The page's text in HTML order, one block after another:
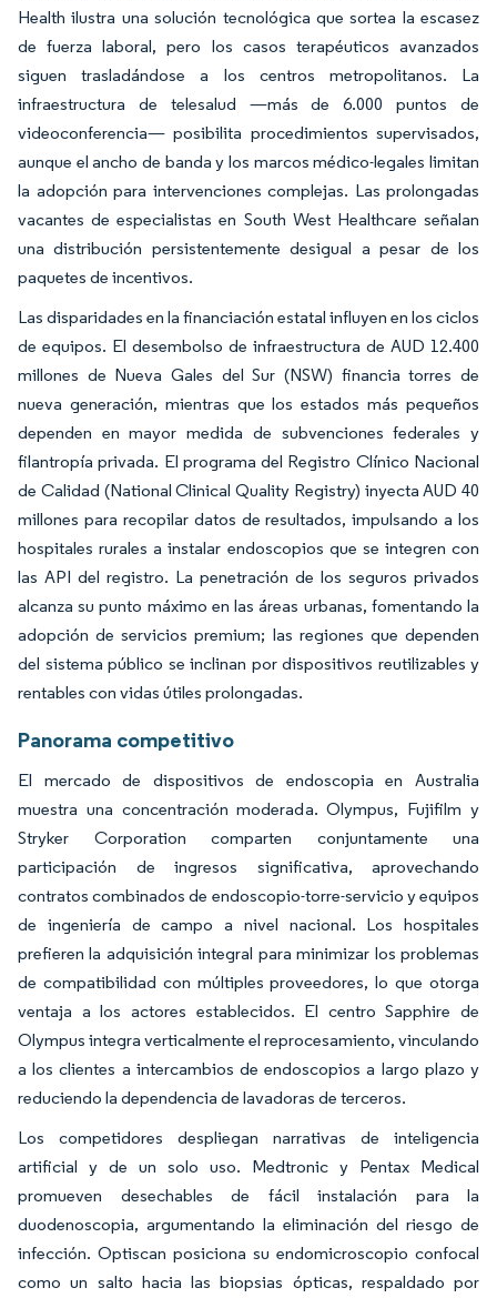
Health ilustra una solución tecnológica que sortea la escasez
de fuerza laboral, pero los casos terapéuticos avanzados
siguen trasladándose a los centros metropolitanos. La
infraestructura de telesalud —más de 6.000 puntos de
videoconferencia— posibilita procedimientos supervisados,
aunque el ancho de banda y los marcos médico-legales limitan
la adopción para intervenciones complejas. Las prolongadas
vacantes de especialistas en South West Healthcare señalan
una distribución persistentemente desigual a pesar de los
paquetes de incentivos.
Las disparidades en la financiación estatal influyen en los ciclos
de equipos. El desembolso de infraestructura de AUD 12.400
millones de Nueva Gales del Sur (NSW) financia torres de
nueva generación, mientras que los estados más pequeños
dependen en mayor medida de subvenciones federales y
filantropía privada. El programa del Registro Clínico Nacional
de Calidad (National Clinical Quality Registry) inyecta AUD 40
millones para recopilar datos de resultados, impulsando a los
hospitales rurales a instalar endoscopios que se integren con
las API del registro. La penetración de los seguros privados
alcanza su punto máximo en las áreas urbanas, fomentando la
adopción de servicios premium; las regiones que dependen
del sistema público se inclinan por dispositivos reutilizables y
rentables con vidas útiles prolongadas.
Panorama competitivo
El mercado de dispositivos de endoscopia en Australia
muestra una concentración moderada. Olympus, Fujifilm y
Stryker Corporation comparten conjuntamente una
participación de ingresos significativa, aprovechando
contratos combinados de endoscopio-torre-servicio y equipos
de ingeniería de campo a nivel nacional. Los hospitales
prefieren la adquisición integral para minimizar los problemas
de compatibilidad con múltiples proveedores, lo que otorga
ventaja a los actores establecidos. El centro Sapphire de
Olympus integra verticalmente el reprocesamiento, vinculando
a los clientes a intercambios de endoscopios a largo plazo y
reduciendo la dependencia de lavadoras de terceros.
Los competidores despliegan narrativas de inteligencia
artificial y de un solo uso. Medtronic y Pentax Medical
promueven desechables de fácil instalación para la
duodenoscopia, argumentando la eliminación del riesgo de
infección. Optiscan posiciona su endomicroscopio confocal
como un salto hacia las biopsias ópticas, respaldado por